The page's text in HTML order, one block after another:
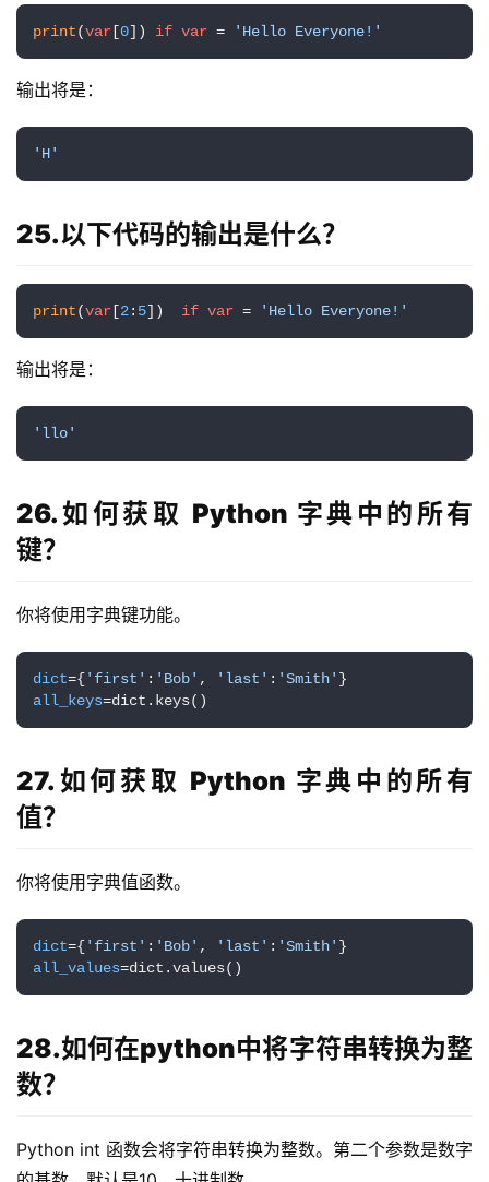
工
具
免
课
程
合
作
print(var [0]) if var = 'Hello Everyone!'
输出将是：
'H'
25.以下代码的输出是什么？
print(var [2: 5]) if var = 'Hello Everyone!'
输出将是：
'llo'
26.如何获取 Python 字典中的所有
键？
你将使用字典键功能。
dict={'first' : 'Bob' , 'last' : 'Smith'
all_keys=dict.keys()
27.如何获取 Python 字典中的所有
值？
你将使用字典值函数。
dict={'first' : 'Bob' , 'last' : 'Smith'
all_values=dict.values()
28.如何在python中将字符串转换为整
数？
Python int 函数会将字符串转换为整数。第二个参数是数字